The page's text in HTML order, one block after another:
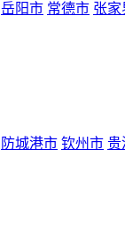
岳阳市 常德市 张家
防城港市 钦州市 贵